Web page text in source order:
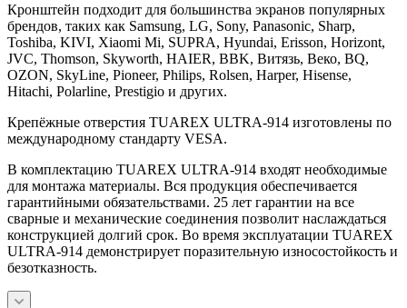
Кронштейн подходит для большинства экранов популярных
брендов, таких как Samsung, LG, Sony, Panasonic, Sharp,
Toshiba, KIVI, Xiaomi Mi, SUPRA, Hyundai, Erisson, Horizont,
JVC, Thomson, Skyworth, HAIER, BBK, Витязь, Веко, BQ,
OZON, SkyLine, Pioneer, Philips, Rolsen, Harper, Hisense,
Hitachi, Polarline, Prestigio и других.
Крепёжные отверстия TUAREX ULTRA-914 изготовлены по
международному стандарту VESA.
В комплектацию TUAREX ULTRA-914 входят необходимые
для монтажа материалы. Вся продукция обеспечивается
гарантийными обязательствами. 25 лет гарантии на все
сварные и механические соединения позволит наслаждаться
конструкцией долгий срок. Во время эксплуатации TUAREX
ULTRA-914 демонстрирует поразительную износостойкость и
безотказность.